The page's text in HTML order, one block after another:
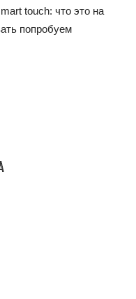
touch: что это на
попробуем